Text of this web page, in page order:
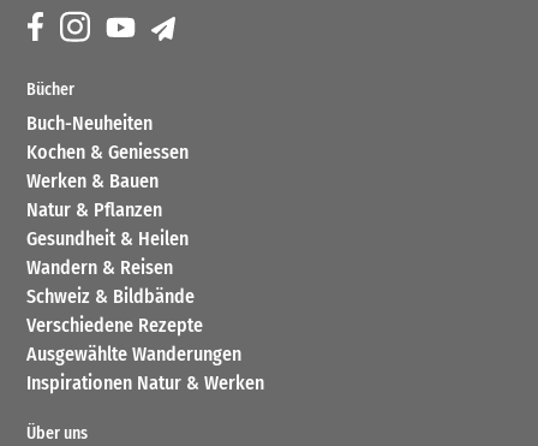
Bücher
Buch-Neuheiten
Kochen & Geniessen
Werken & Bauen
Natur & Pflanzen
Gesundheit & Heilen
Wandern & Reisen
Schweiz & Bildbände
Verschiedene Rezepte
Ausgewählte Wanderungen
Inspirationen Natur & Werken
Über uns